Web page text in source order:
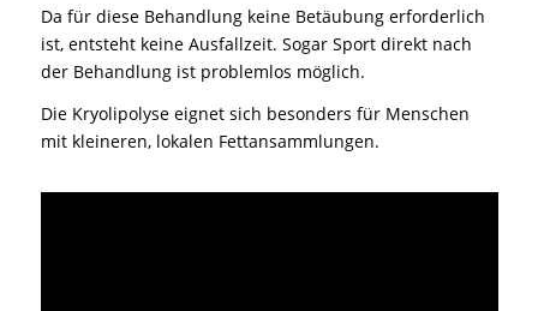
Da für diese Behandlung keine Betäubung erforderlich
ist, entsteht keine Ausfallzeit. Sogar Sport direkt nach
der Behandlung ist problemlos möglich.
Die Kryolipolyse eignet sich besonders für Menschen
mit kleineren, lokalen Fettansammlungen.